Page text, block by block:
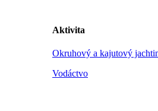
Aktivita
Okruhový a kajutový
Vodáctvo